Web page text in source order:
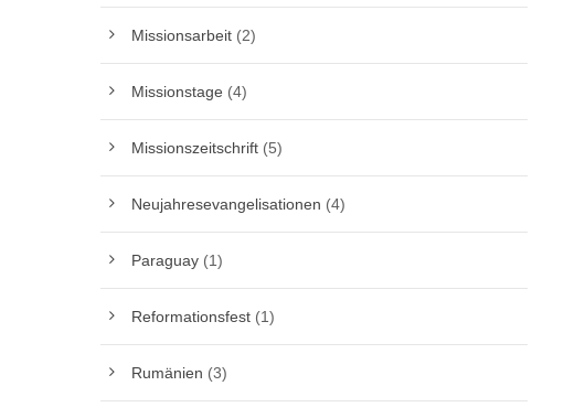
Missionsarbeit (2)
Missionstage (4)
Missionszeitschrift (5)
Neujahresevangelisationen (4)
Paraguay (1)
Reformationsfest (1)
Rumänien (3)